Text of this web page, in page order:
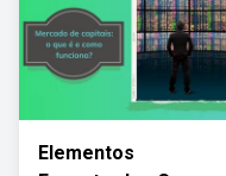
Elementos